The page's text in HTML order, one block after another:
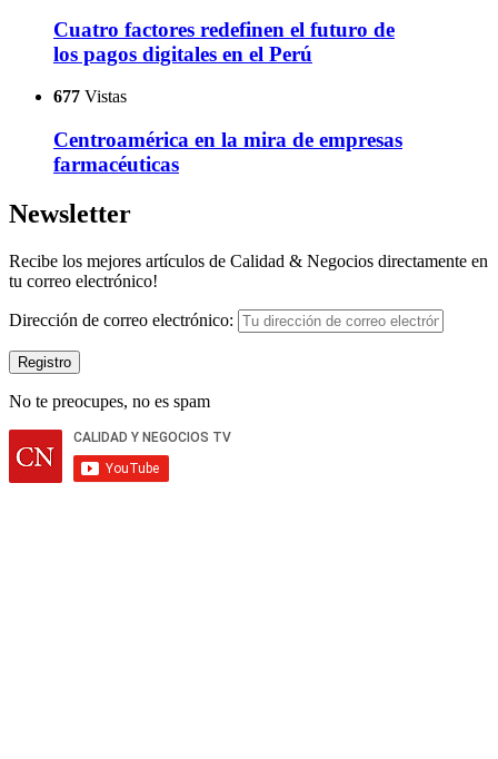
Cuatro factores redefinen el futuro de
los pagos digitales en el Perú
677 Vistas
Centroamérica en la mira de empresas
farmacéuticas
Newsletter
Recibe los mejores artículos de Calidad & Negocios directamente en
tu correo electrónico!
Dirección de correo electrónico:
No te preocupes, no es spam